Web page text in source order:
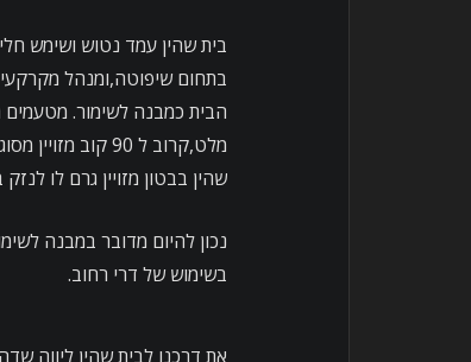
בית שהין עמד נטוש ושימש
בתחום שיפוטה,ומנהל
שהין בבטון מזויין גרם לו
נכון להיום מדובר במבנה
בשימוש של דרי רחוב.
את דרכנו לבית שהין ליווה